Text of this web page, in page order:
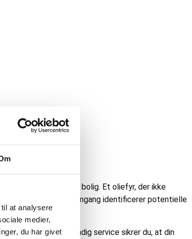
at analysere
medier,
du har givet
opvarmning af din bolig. Et oliefyr, der ikke
En servicegennemgang identificerer potentielle
få foretaget en grundig service sikrer du, at din